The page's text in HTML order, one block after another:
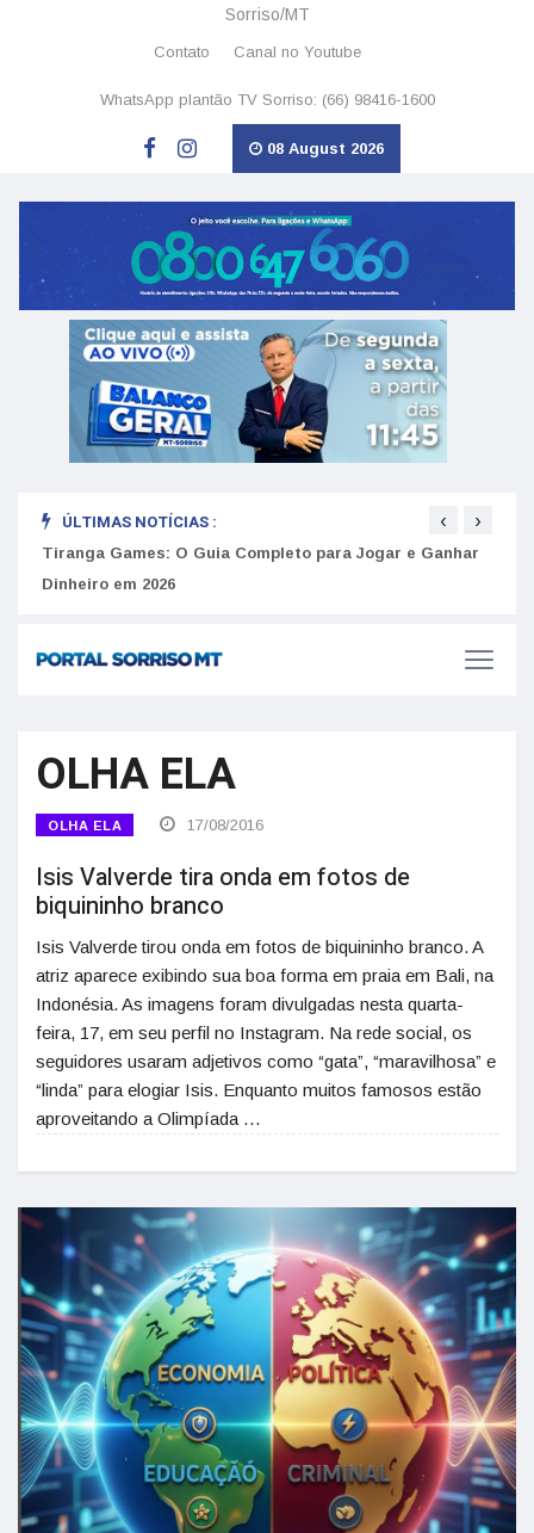
Sorriso/MT
Contato Canal no Youtube
WhatsApp plantão TV Sorriso: (66) 98416-1600
08 August 2026
ÚLTIMAS NOTÍCIAS :
Tiranga Games: O Guia Completo para Jogar e Ganhar
Dinheiro em 2026
‹ ›
OLHA ELA
OLHA ELA 17/08/2016
Isis Valverde tira onda em fotos de
biquininho branco
Isis Valverde tirou onda em fotos de biquininho branco. A
atriz aparece exibindo sua boa forma em praia em Bali, na
Indonésia. As imagens foram divulgadas nesta quarta-
feira, 17, em seu perfil no Instagram. Na rede social, os
seguidores usaram adjetivos como “gata”, “maravilhosa” e
“linda” para elogiar Isis. Enquanto muitos famosos estão
aproveitando a Olimpíada …